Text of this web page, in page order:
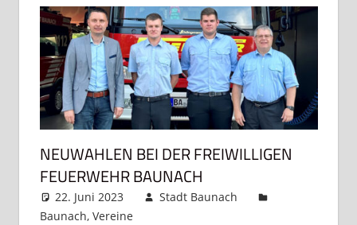
NEUWAHLEN BEI DER FREIWILLIGEN
FEUERWEHR BAUNACH
22. Juni 2023
Stadt Baunach
Baunach, Vereine